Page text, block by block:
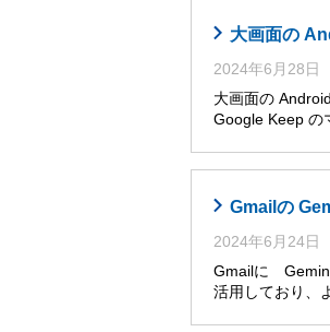
大画面の
2024年6月28日
大画面の
Google Keep の
Gmailの
2024年6月24日
Gmailに Gemini
活用しており、